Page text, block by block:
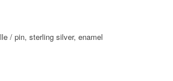
/ pin, sterling silver, enamel